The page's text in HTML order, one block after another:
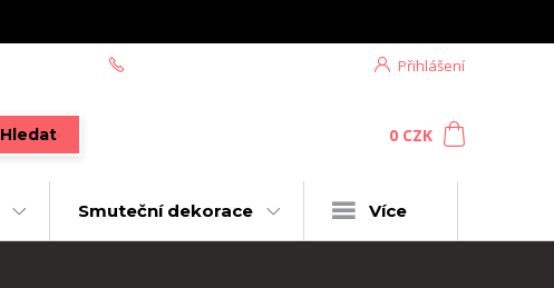
Přihlášení
Hledat 0 CZK
Smuteční dekorace Více